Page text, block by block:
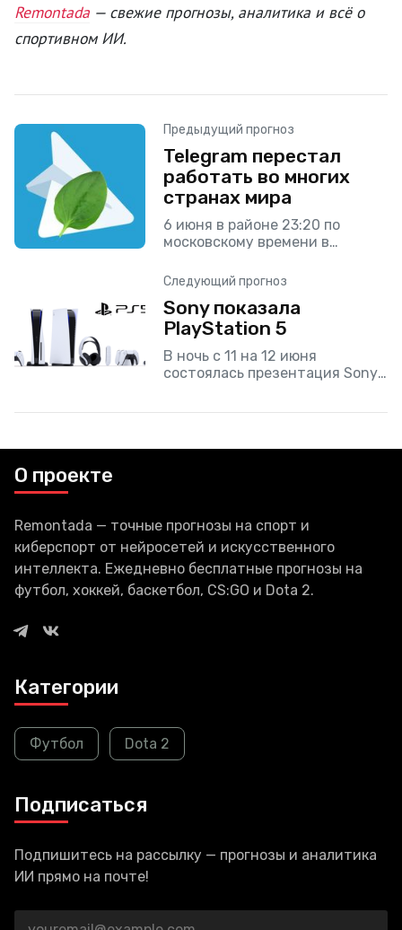
Remontada — свежие прогнозы, аналитика и всё о
спортивном ИИ.
Предыдущий прогноз
Telegram перестал
работать во многих
странах мира
6 июня в районе 23:20 по
московскому времени в
быть доступен Telegram. На
момент написания статьи
работа мессенджера начала
налаживаться. По
Следующий прогноз
Sony показала
PlayStation 5
В ночь с 11 на 12 июня
состоялась презентация Sony,
О проекте
Remontada — точные прогнозы на спорт и
киберспорт от нейросетей и искусственного
интеллекта. Ежедневно бесплатные прогнозы на
футбол, хоккей, баскетбол, CS:GO и Dota 2.
Категории
Футбол Dota 2
Подписаться
Подпишитесь на рассылку — прогнозы и аналитика
ИИ прямо на почте!